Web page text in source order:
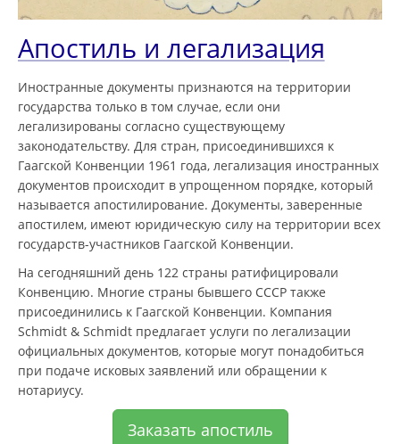
Апостиль и легализация
Иностранные документы признаются на территории
государства только в том случае, если они
легализированы согласно существующему
законодательству. Для стран, присоединившихся к
Гаагской Конвенции 1961 года, легализация иностранных
документов происходит в упрощенном порядке, который
называется апостилирование. Документы, заверенные
апостилем, имеют юридическую силу на территории всех
государств-участников Гаагской Конвенции.
На сегодняшний день 122 страны ратифицировали
Конвенцию. Многие страны бывшего СССР также
присоединились к Гаагской Конвенции. Компания
Schmidt & Schmidt предлагает услуги по легализации
официальных документов, которые могут понадобиться
при подаче исковых заявлений или обращении к
нотариусу.
Заказать апостиль